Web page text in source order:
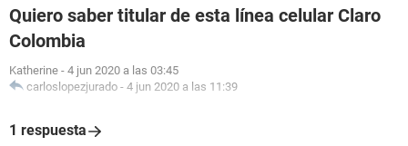
Quiero saber titular de esta línea celular Claro
Colombia
Katherine - 4 jun 2020 a las 03:45
carloslopezjurado - 4 jun 2020 a las 11:39
1 respuesta